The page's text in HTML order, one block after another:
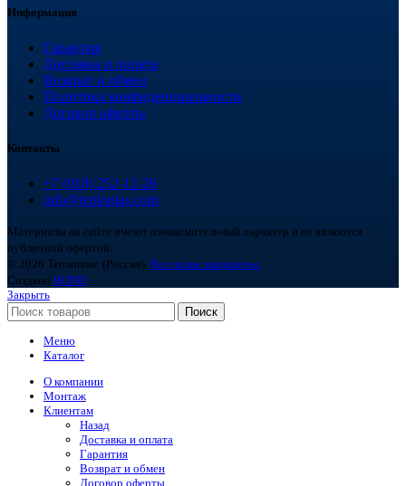
Информация
Гарантия
Доставка и оплата
Возврат и обмен
Политика конфиденциальности
Договор оферты
Контакты
+7 (918) 252-12-26
info@teploplas.com
Материалы на сайте имеют ознакомительный характер и не являются
публичной офертой.
© 2026 Теплоплас (Россия). Все права защищены.
Создано BOND
Закрыть
Поиск
Меню
Каталог
О компании
Монтаж
Клиентам
Назад
Доставка и оплата
Гарантия
Возврат и обмен
Договор оферты